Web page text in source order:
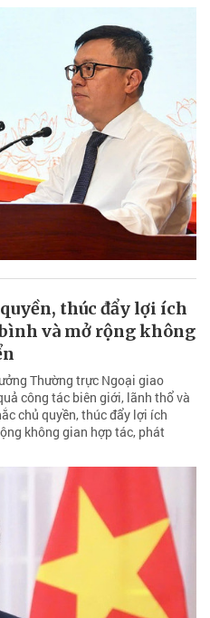
thúc đẩy lợi ích
và mở rộng không
Thường trực Ngoại giao
công tác biên giới, lãnh thổ và
chủ quyền, thúc đẩy lợi ích
không gian hợp tác, phát